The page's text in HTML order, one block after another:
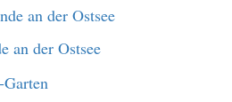
an der Ostsee